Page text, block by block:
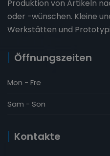
Produktion von Artikeln
oder -wünschen. Kleine
Werkstätten und
Öffnungszeiten
Mon - Fre
Sam - Son
Kontakte